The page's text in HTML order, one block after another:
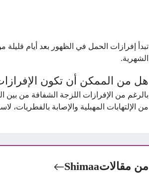
تبدأ إفرازات الحمل في الظهور بعد أيام
الشهرية.
هل من الممكن أن تكون
بالرغم من الإفرازات اللزجة الشفافة من
من الإلتهابات المهبلية والإصابة بالفطريات،
من مقالاتShimaa